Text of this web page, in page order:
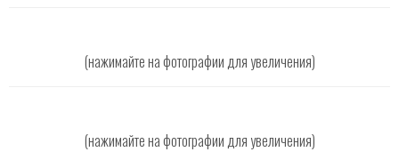
(нажимайте на фотографии для увеличения)
(нажимайте на фотографии для увеличения)